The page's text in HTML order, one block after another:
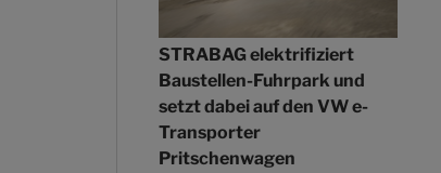
STRABAG elektrifiziert
Baustellen-Fuhrpark und
setzt dabei auf den VW e-
Transporter
Pritschenwagen